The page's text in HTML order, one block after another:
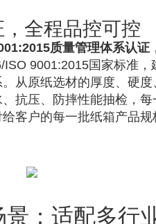
全程品控可控
质量管理体系认证
9001:2015国家标准
从原纸选材的厚度、硬
抗压、防摔性能抽检，
客户的每一批纸箱产品
：适配多行